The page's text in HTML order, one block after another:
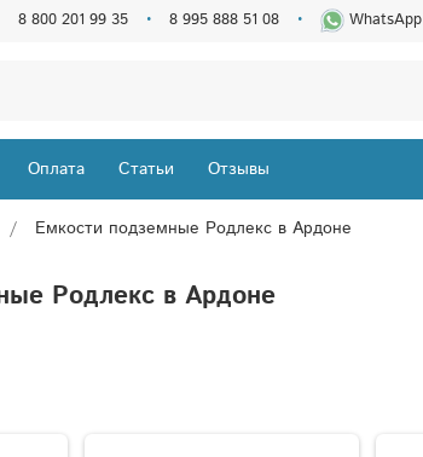
8 800 201 99 35 8 995 888 51 08 WhatsApp
Оплата Статьи Отзывы
Емкости подземные Родлекс в Ардоне
Родлекс в Ардоне